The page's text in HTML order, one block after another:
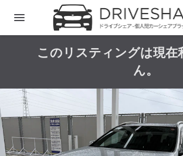
このリスティングは現在
ん。